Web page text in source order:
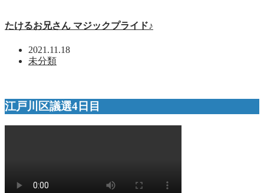
たけるお兄さん マジックプライド♪
2021.11.18
未分類
江戸川区議選4日目